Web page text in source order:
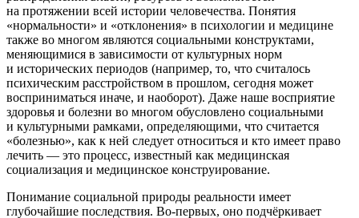
на протяжении всей истории человечества. Понятия
«нормальности» и «отклонения» в психологии и медицине
также во многом являются социальными конструктами,
меняющимися в зависимости от культурных норм
и исторических периодов (например, то, что считалось
психическим расстройством в прошлом, сегодня может
восприниматься иначе, и наоборот). Даже наше восприятие
здоровья и болезни во многом обусловлено социальными
и культурными рамками, определяющими, что считается
«болезнью», как к ней следует относиться и кто имеет право
лечить — это процесс, известный как медицинская
социализация и медицинское конструирование.
Понимание социальной природы реальности имеет
глубочайшие последствия. Во-первых, оно подчёркивает